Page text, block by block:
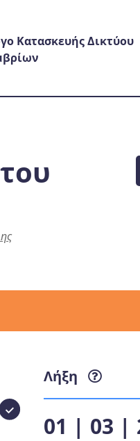
Κατασκευής Δικτύου
Λήξη
01 | 03 |